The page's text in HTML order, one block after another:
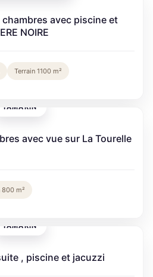
avec piscine et
NOIRE
Terrain 1100 m²
TAMARIN
avec vue sur La Tourelle
800 m²
TAMARIN
, piscine et jacuzzi